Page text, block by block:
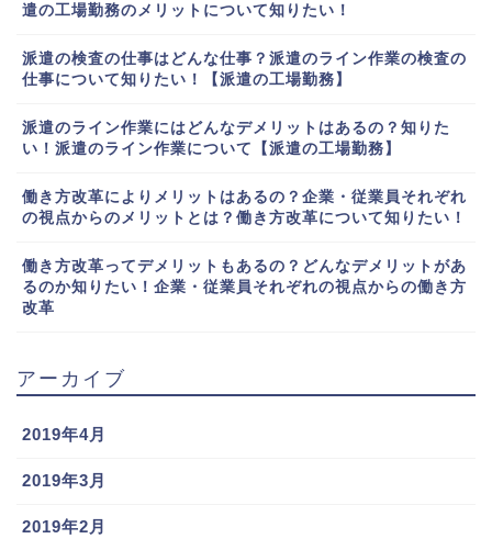
遣の工場勤務のメリットについて知りたい！
派遣の検査の仕事はどんな仕事？派遣のライン作業の検査の
仕事について知りたい！【派遣の工場勤務】
派遣のライン作業にはどんなデメリットはあるの？知りた
い！派遣のライン作業について【派遣の工場勤務】
働き方改革によりメリットはあるの？企業・従業員それぞれ
の視点からのメリットとは？働き方改革について知りたい！
働き方改革ってデメリットもあるの？どんなデメリットがあ
るのか知りたい！企業・従業員それぞれの視点からの働き方
改革
アーカイブ
2019年4月
2019年3月
2019年2月